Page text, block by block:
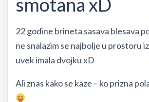
22 godine brineta sasava blesava
ne snalazim se najbolje u prostoru
uvek imala dvojku xD
Ali znas kako se kaze – ko prizna